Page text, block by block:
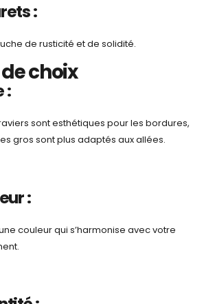
:
de rusticité et de solidité.
choix
:
sont esthétiques pour les bordures,
gros sont plus adaptés aux allées.
:
couleur qui s’harmonise avec votre